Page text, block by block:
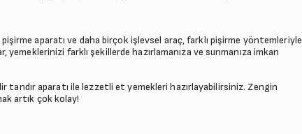
aparatı ve daha birçok işlevsel araç, farklı pişirme yöntemleriyle
farklı şekillerde hazırlamanıza ve sunmanıza imkan
tandır aparatı ile lezzetli et yemekleri hazırlayabilirsiniz. Zengin
artık çok kolay!